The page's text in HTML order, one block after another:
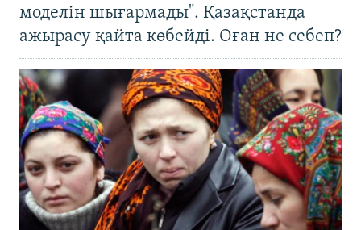
моделін шығармады". Қазақстанда
ажырасу қайта көбейді. Оған не себеп?